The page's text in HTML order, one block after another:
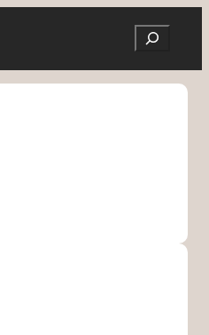
Search